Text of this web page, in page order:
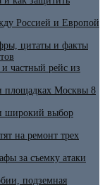
Россией и Европой
цитаты и факты
частный рейс из
площадках Москвы 8
широкий выбор
на ремонт трех
за съемку атаки
подземная